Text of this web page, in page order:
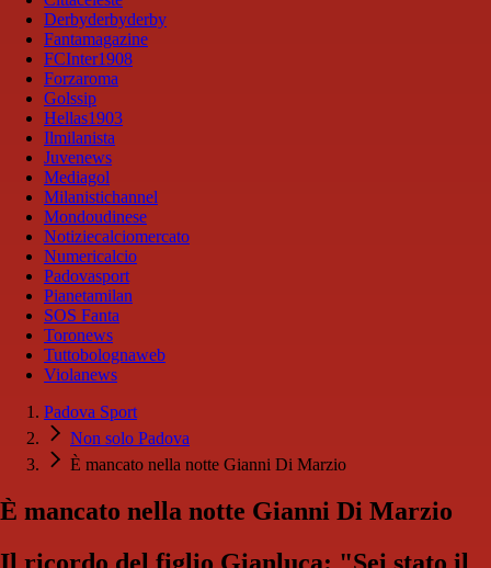
Derbyderbyderby
Fantamagazine
FCInter1908
Forzaroma
Golssip
Hellas1903
Ilmilanista
Juvenews
Mediagol
Milanistichannel
Mondoudinese
Notiziecalciomercato
Numericalcio
Padovasport
Pianetamilan
SOS Fanta
Toronews
Tuttobolognaweb
Violanews
Padova Sport
Non solo Padova
È mancato nella notte Gianni Di Marzio
È mancato nella notte Gianni Di Marzio